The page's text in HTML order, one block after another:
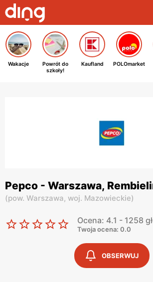
Wakacje
Powrót do
szkoły!
Kaufland POLOmarket
Pepco - Warszawa,
(pow. Warszawa, woj. Mazowieckie)
Ocena: 4.1 - 1258
Twoja ocena: 0.0
OBSERWUJ